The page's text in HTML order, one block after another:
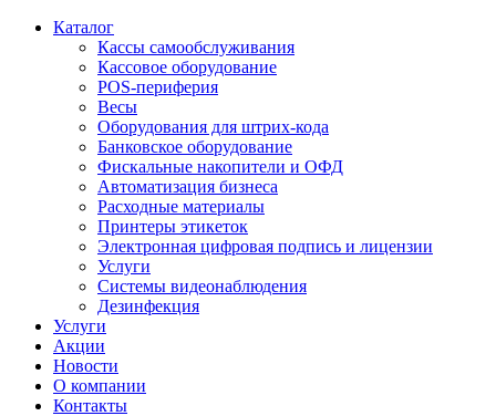
Каталог
Кассы самообслуживания
Кассовое оборудование
POS-периферия
Весы
Оборудования для штрих-кода
Банковское оборудование
Фискальные накопители и ОФД
Автоматизация бизнеса
Расходные материалы
Принтеры этикеток
Электронная цифровая подпись и лицензии
Услуги
Системы видеонаблюдения
Дезинфекция
Услуги
Акции
Новости
О компании
Контакты